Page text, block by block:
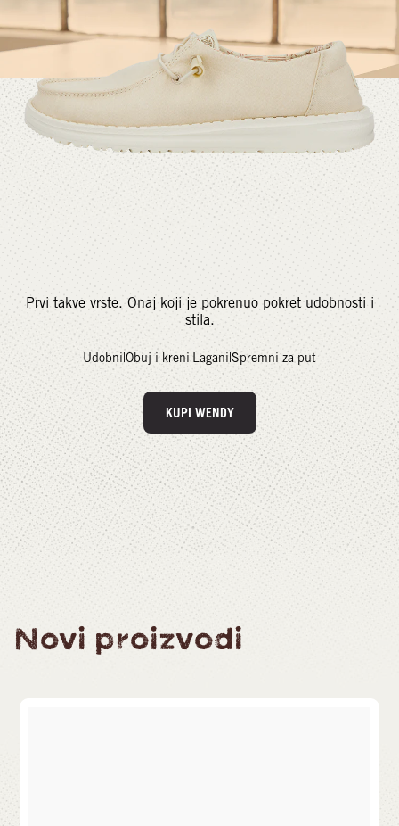
Prvi takve vrste. Onaj koji je pokrenuo pokret udobnosti i
stila.
Udobni Obuj i kreni| Lagani|Spremni za put
KUPI WENDY
Novi proizvodi